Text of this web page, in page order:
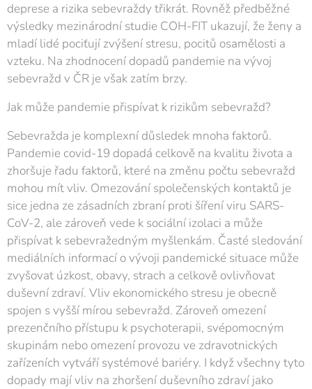
deprese a rizika sebevraždy třikrát. Rovněž předběžné
výsledky mezinárodní studie COH-FIT ukazují, že ženy a
mladí lidé pociťují zvýšení stresu, pocitů osamělosti a
vzteku. Na zhodnocení dopadů pandemie na vývoj
sebevražd v ČR je však zatím brzy.
Jak může pandemie přispívat k rizikům sebevražd?
Sebevražda je komplexní důsledek mnoha faktorů.
Pandemie covid-19 dopadá celkově na kvalitu života a
zhoršuje řadu faktorů, které na změnu počtu sebevražd
mohou mít vliv. Omezování společenských kontaktů je
sice jedna ze zásadních zbraní proti šíření viru SARS-
CoV-2, ale zároveň vede k sociální izolaci a může
přispívat k sebevražedným myšlenkám. Časté sledování
mediálních informací o vývoji pandemické situace může
zvyšovat úzkost, obavy, strach a celkově ovlivňovat
duševní zdraví. Vliv ekonomického stresu je obecně
spojen s vyšší mírou sebevražd. Zároveň omezení
prezenčního přístupu k psychoterapii, svépomocným
skupinám nebo omezení provozu ve zdravotnických
zařízeních vytváří systémové bariéry. I když všechny tyto
dopady mají vliv na zhoršení duševního zdraví jako